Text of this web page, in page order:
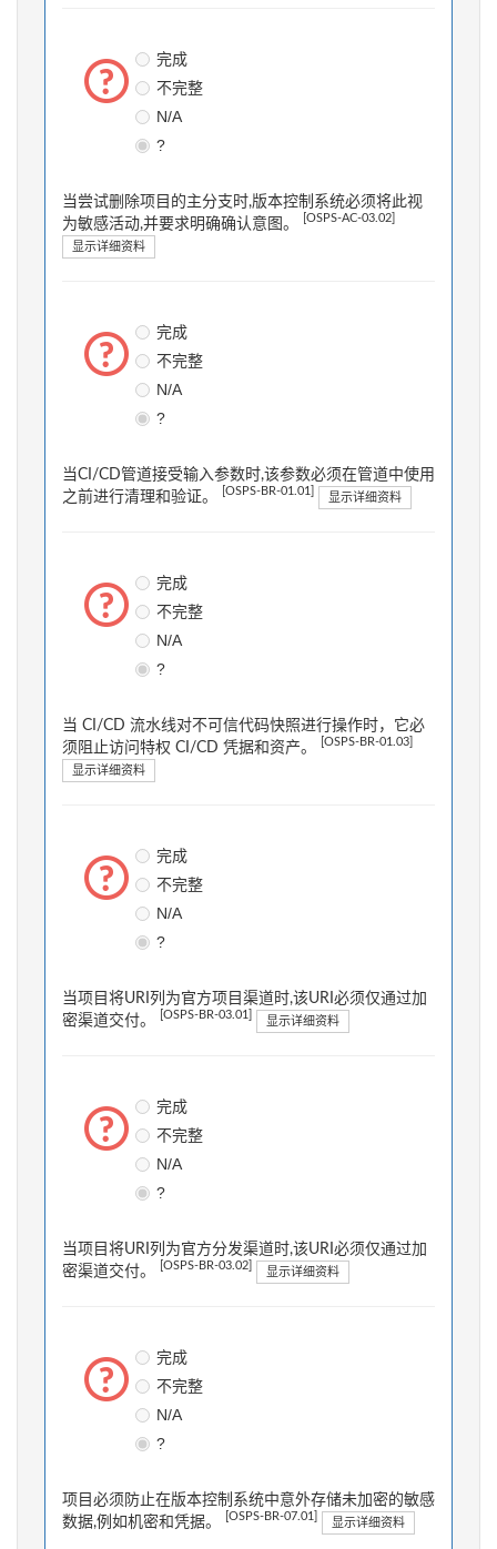
完成
不完整
N/A
?
当尝试删除项目的主分支时,版本控制系统必须将此视
为敏感活动,并要求明确确认意图。
[OSPS-AC-03.02]
显示详细资料
完成
不完整
N/A
?
当CI/CD管道接受输入参数时,该参数必须在管道中使用
之前进行清理和验证。
[OSPS-BR-01.01] 显示详细资料
完成
不完整
N/A
?
当 CI/CD 流水线对不可信代码快照进行操作时，它必
须阻止访问特权 CI/CD 凭据和资产。
[OSPS-BR-01.03]
显示详细资料
完成
不完整
N/A
?
当项目将URI列为官方项目渠道时,该URI必须仅通过加
密渠道交付。
[OSPS-BR-03.01] 显示详细资料
完成
不完整
N/A
?
当项目将URI列为官方分发渠道时,该URI必须仅通过加
密渠道交付。
[OSPS-BR-03.02] 显示详细资料
完成
不完整
N/A
?
项目必须防止在版本控制系统中意外存储未加密的敏感
数据,例如机密和凭据。
[OSPS-BR-07.01] 显示详细资料